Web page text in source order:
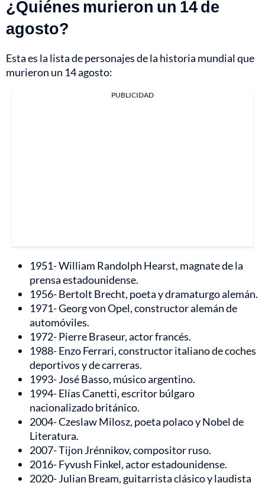
¿Quiénes murieron un 14 de
agosto?
Esta es la lista de personajes de la historia mundial que
murieron un 14 agosto:
PUBLICIDAD
1951- William Randolph Hearst, magnate de la
prensa estadounidense.
1956- Bertolt Brecht, poeta y dramaturgo alemán.
1971- Georg von Opel, constructor alemán de
automóviles.
1972- Pierre Braseur, actor francés.
1988- Enzo Ferrari, constructor italiano de coches
deportivos y de carreras.
1993- José Basso, músico argentino.
1994- Elías Canetti, escritor búlgaro
nacionalizado británico.
2004- Czeslaw Milosz, poeta polaco y Nobel de
Literatura.
2007- Tijon Jrénnikov, compositor ruso.
2016- Fyvush Finkel, actor estadounidense.
2020- Julian Bream, guitarrista clásico y laudista